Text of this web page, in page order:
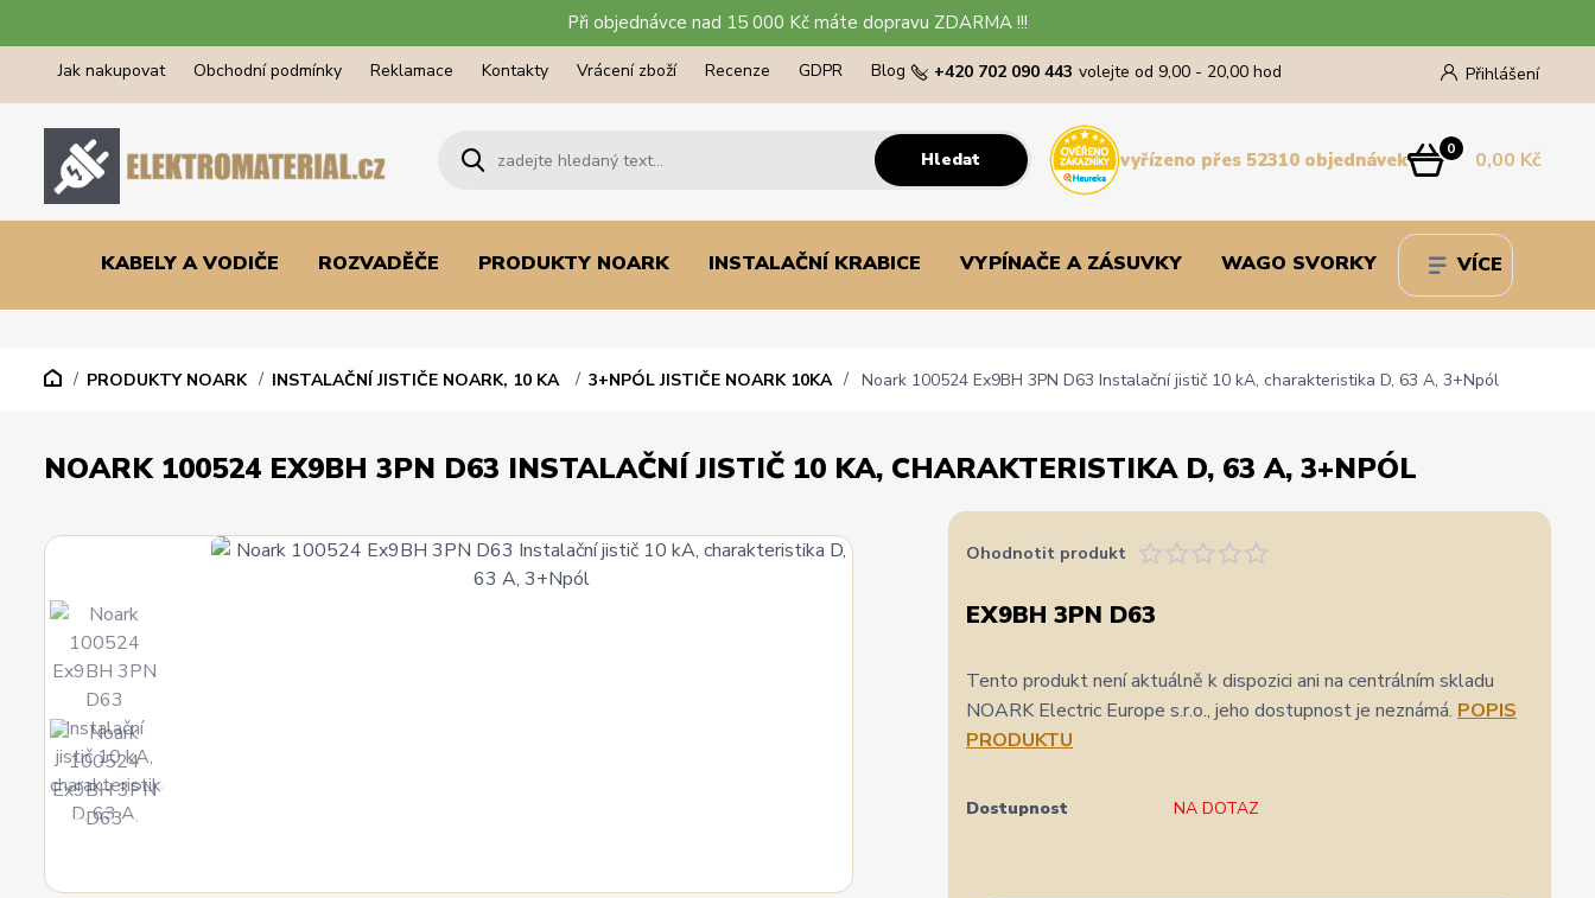
Při objednávce nad 15 000 Kč máte dopravu ZDARMA !!!
Jak nakupovat Obchodní podmínky Reklamace Kontakty Vrácení zboží Recenze GDPR Blog Přihlášení
Hledat
+420 702 090 443 volejte od 9,00 - 20,00 hod
0 0,00 Kč
vyřízeno přes 52310 objednávek
KABELY A VODIČE ROZVADĚČE PRODUKTY NOARK INSTALAČNÍ KRABICE VYPÍNAČE A ZÁSUVKY WAGO SVORKY VÍCE
PRODUKTY NOARK INSTALAČNÍ JISTIČE NOARK, 10 KA 3+NPÓL JISTIČE NOARK 10KA Noark 100524 Ex9BH 3PN D63 Instalační jistič 10 kA, charakteristika D, 63 A, 3+Npól
NOARK 100524 EX9BH 3PN D63 INSTALAČNÍ JISTIČ 10 KA, CHARAKTERISTIKA D, 63 A, 3+NPÓL
Ohodnotit produkt
EX9BH 3PN D63
Tento produkt není aktuálně k dispozici ani na centrálním skladu
NOARK Electric Europe s.r.o., jeho dostupnost je neznámá. POPIS
PRODUKTU
Dostupnost NA DOTAZ